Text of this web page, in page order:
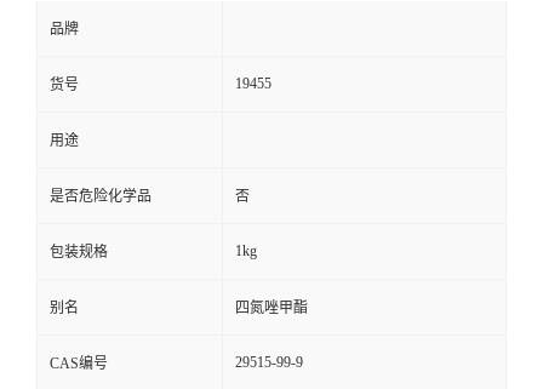
品牌
货号 19455
用途
是否危险化学品 否
包装规格 1kg
别名 四氮唑甲酯
CAS编号 29515-99-9